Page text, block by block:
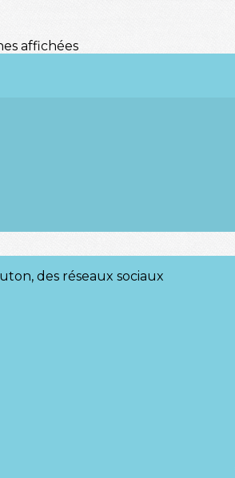
affichées
des réseaux sociaux